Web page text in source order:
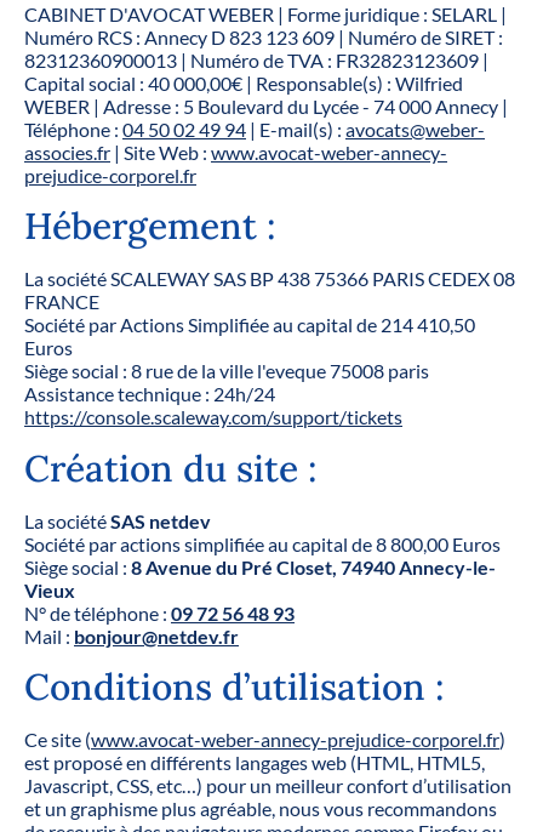
CABINET D'AVOCAT WEBER | Forme juridique : SELARL |
Numéro RCS : Annecy D 823 123 609 | Numéro de SIRET :
82312360900013 | Numéro de TVA : FR32823123609 |
Capital social : 40 000,00€ | Responsable(s) : Wilfried
WEBER | Adresse : 5 Boulevard du Lycée - 74 000 Annecy |
Téléphone : 04 50 02 49 94 | E-mail(s) : avocats@weber-
associes.fr | Site Web : www.avocat-weber-annecy-
prejudice-corporel.fr
Hébergement :
La société SCALEWAY SAS BP 438 75366 PARIS CEDEX 08
FRANCE
Société par Actions Simplifiée au capital de 214 410,50
Euros
Siège social : 8 rue de la ville l'eveque 75008 paris
Assistance technique : 24h/24
https://console.scaleway.com/support/tickets
Création du site :
La sociétéSAS netdev
Société par actions simplifiée au capital de 8 800,00 Euros
Siège social : 8 Avenue du Pré Closet, 74940 Annecy-le-
Vieux
N° de téléphone : 09 72 56 48 93
Mail : bonjour@netdev.fr
Conditions d’utilisation :
Ce site (www.avocat-weber-annecy-prejudice-corporel.fr)
est proposé en différents langages web (HTML, HTML5,
Javascript, CSS, etc…) pour un meilleur confort d’utilisation
et un graphisme plus agréable, nous vous recommandons